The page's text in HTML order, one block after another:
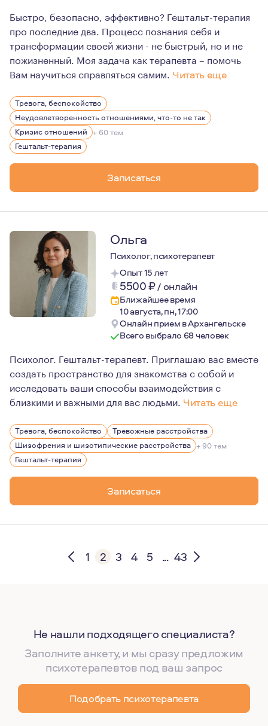
Быстро, безопасно, эффективно? Гештальт-терапия
про последние два. Процесс познания себя и
трансформации своей жизни - не быстрый, но и не
пожизненный. Моя задача как терапевта – помочь
Вам научиться справляться самим. Читать еще
Я сертифицированный аккредитованный гештальт-
Гештальт для меня не только инструмент, но и
Как терапевт я очень теплая и поддерживающая.
Я не тороплю к изменениям, если Вы не готовы, не
Приглашаю в долгосрочную терапию всех, кто созрел
Тревога, беспокойство
Неудовлетворенность отношениями, что-то не так
Кризис отношений + 60 тем
Гештальт-терапия
Записаться
Ольга
Психолог, психотерапевт
Опыт 15 лет
5500₽/ онлайн
Ближайшее время
10 августа, пн, 17:00
Онлайн прием в Архангельске
Всего выбрало 68 человек
Психолог. Гештальт-терапевт. Приглашаю вас вместе
создать пространство для знакомства с собой и
исследовать ваши способы взаимодействия с
близкими и важными для вас людьми. Читать еще
На личном опыте прохождения терапии могу сказать:
Именно этому я предлагаю вам научиться в терапии со
Тревога, беспокойство
Тревожные расстройства
Шизофрения и шизотипические расстройства + 90 тем
Гештальт-терапия
Записаться
1 2 3 4 5 ... 43
Не нашли подходящего специалиста?
Заполните анкету, и мы сразу предложим
психотерапевтов под ваш запрос
Подобрать психотерапевта